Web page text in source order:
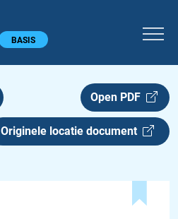
BASIS
Open PDF
Originele locatie document